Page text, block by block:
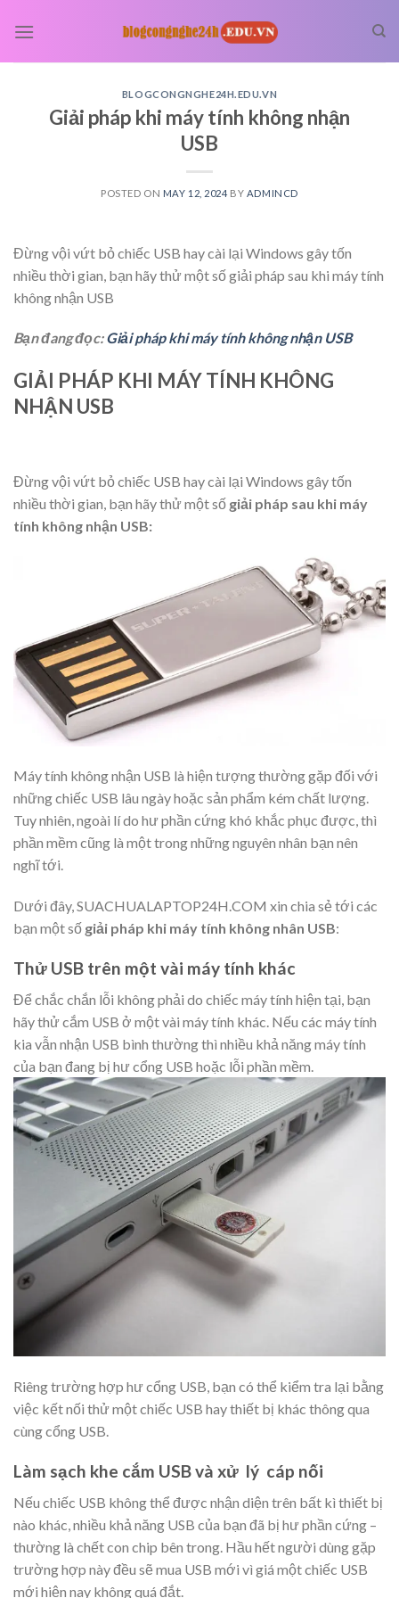
BLOGCONGNGHE24H.EDU.VN
Giải pháp khi máy tính không nhận
USB
POSTED ON MAY 12, 2024 BY ADMINCD
Đừng vội vứt bỏ chiếc USB hay cài lại Windows gây tốn
nhiều thời gian, bạn hãy thử một số giải pháp sau khi máy tính
không nhận USB
Bạn đang đọc:Giải pháp khi máy tính không nhận USB
GIẢI PHÁP KHI MÁY TÍNH KHÔNG
NHẬN USB
Đừng vội vứt bỏ chiếc USB hay cài lại Windows gây tốn
nhiều thời gian, bạn hãy thử một số giải pháp sau khi máy
tính không nhận USB:
Máy tính không nhận USB là hiện tượng thường gặp đối với
những chiếc USB lâu ngày hoặc sản phẩm kém chất lượng.
Tuy nhiên, ngoài lí do hư phần cứng khó khắc phục được, thì
phần mềm cũng là một trong những nguyên nhân bạn nên
nghĩ tới.
Dưới đây, SUACHUALAPTOP24H.COM xin chia sẻ tới các
bạn một số giải pháp khi máy tính không nhân USB:
Thử USB trên một vài máy tính khác
Để chắc chắn lỗi không phải do chiếc máy tính hiện tại, bạn
hãy thử cắm USB ở một vài máy tính khác. Nếu các máy tính
kia vẫn nhận USB bình thường thì nhiều khả năng máy tính
của bạn đang bị hư cổng USB hoặc lỗi phần mềm.
Riêng trường hợp hư cổng USB, bạn có thể kiểm tra lại bằng
việc kết nối thử một chiếc USB hay thiết bị khác thông qua
cùng cổng USB.
Làm sạch khe cắm USB và xử lý cáp nối
Nếu chiếc USB không thể được nhận diện trên bất kì thiết bị
nào khác, nhiều khả năng USB của bạn đã bị hư phần cứng –
thường là chết con chip bên trong. Hầu hết người dùng gặp
trường hợp này đều sẽ mua USB mới vì giá một chiếc USB
mới hiện nay không quá đắt.